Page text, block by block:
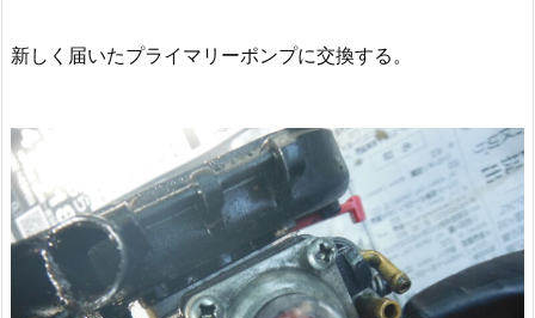
新しく届いたプライマリーポンプに交換する。